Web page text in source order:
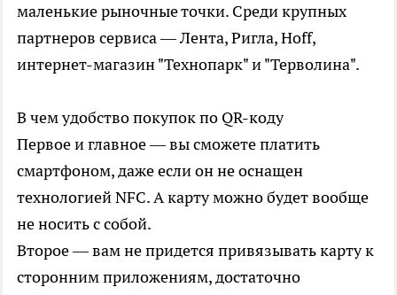
маленькие рыночные точки. Среди крупных
партнеров сервиса — Лента, Ригла, Hoff,
интернет-магазин "Технопарк" и "Терволина".
В чем удобство покупок по QR-коду
Первое и главное — вы сможете платить
смартфоном, даже если он не оснащен
технологией NFC. А карту можно будет вообще
не носить с собой.
Второе — вам не придется привязывать карту к
сторонним приложениям, достаточно